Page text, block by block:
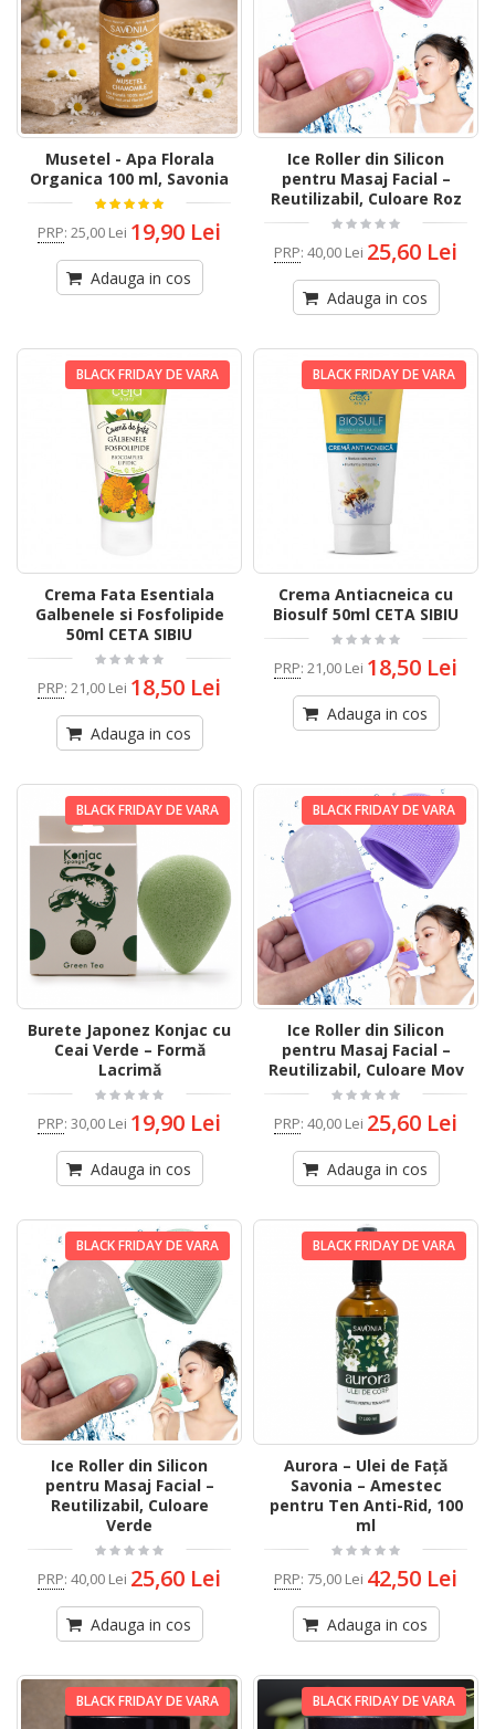
Musetel - Apa Florala
Organica 100 ml, Savonia
PRP: 25,00 Lei 19,90 Lei
Adauga in cos
Ice Roller din Silicon
pentru Masaj Facial –
Reutilizabil, Culoare Roz
PRP: 40,00 Lei 25,60 Lei
Adauga in cos
BLACK FRIDAY DE VARA
Crema Fata Esentiala
Galbenele si Fosfolipide
50ml CETA SIBIU
PRP: 21,00 Lei 18,50 Lei
Adauga in cos
BLACK FRIDAY DE VARA
Crema Antiacneica cu
Biosulf 50ml CETA SIBIU
PRP: 21,00 Lei 18,50 Lei
Adauga in cos
BLACK FRIDAY DE VARA
Burete Japonez Konjac cu
Ceai Verde – Formă
Lacrimă
PRP: 30,00 Lei 19,90 Lei
Adauga in cos
BLACK FRIDAY DE VARA
Ice Roller din Silicon
pentru Masaj Facial –
Reutilizabil, Culoare Mov
PRP: 40,00 Lei 25,60 Lei
Adauga in cos
BLACK FRIDAY DE VARA
Ice Roller din Silicon
pentru Masaj Facial –
Reutilizabil, Culoare
Verde
PRP: 40,00 Lei 25,60 Lei
Adauga in cos
BLACK FRIDAY DE VARA
Aurora – Ulei de Față
Savonia – Amestec
pentru Ten Anti-Rid, 100
ml
PRP: 75,00 Lei 42,50 Lei
Adauga in cos
BLACK FRIDAY DE VARA BLACK FRIDAY DE VARA